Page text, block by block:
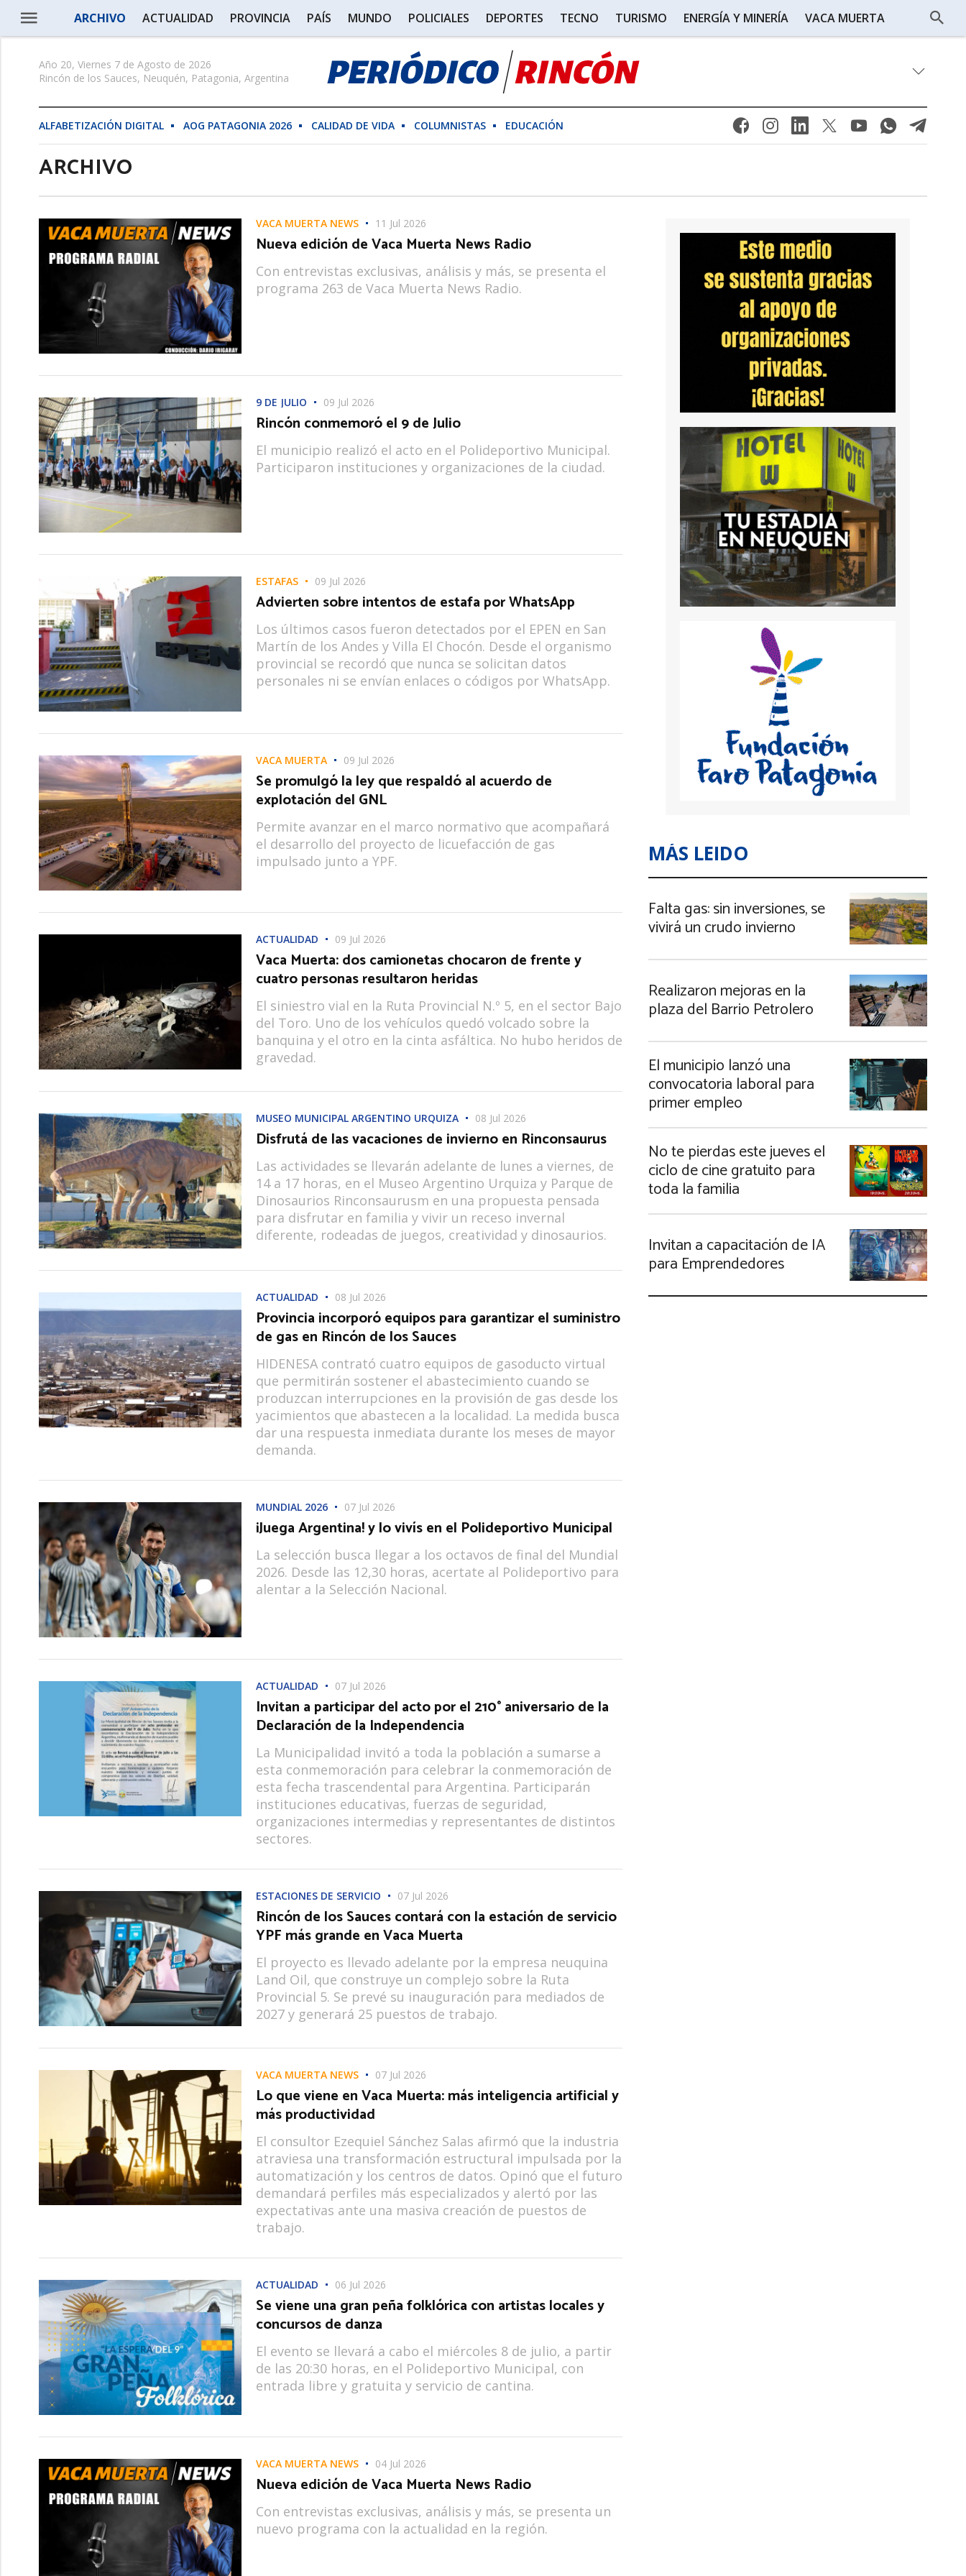
ARCHIVO ACTUALIDAD PROVINCIA PAÍS MUNDO POLICIALES DEPORTES TECNO TURISMO ENERGÍA Y MINERÍA VACA MUERTA
Año 20, Viernes 7 de Agosto de 2026
Rincón de los Sauces, Neuquén, Patagonia, Argentina
ALFABETIZACIÓN DIGITAL AOG PATAGONIA 2026 CALIDAD DE VIDA COLUMNISTAS EDUCACIÓN
ARCHIVO
VACA MUERTA NEWS 11 Jul 2026
Nueva edición de Vaca Muerta News Radio
Con entrevistas exclusivas, análisis y más, se presenta el
programa 263 de Vaca Muerta News Radio.
9 DE JULIO 09 Jul 2026
Rincón conmemoró el 9 de Julio
El municipio realizó el acto en el Polideportivo Municipal.
Participaron instituciones y organizaciones de la ciudad.
ESTAFAS 09 Jul 2026
Advierten sobre intentos de estafa por WhatsApp
Los últimos casos fueron detectados por el EPEN en San
Martín de los Andes y Villa El Chocón. Desde el organismo
provincial se recordó que nunca se solicitan datos
personales ni se envían enlaces o códigos por WhatsApp.
VACA MUERTA 09 Jul 2026
Se promulgó la ley que respaldó al acuerdo de
explotación del GNL
Permite avanzar en el marco normativo que acompañará
el desarrollo del proyecto de licuefacción de gas
impulsado junto a YPF.
ACTUALIDAD 09 Jul 2026
Vaca Muerta: dos camionetas chocaron de frente y
cuatro personas resultaron heridas
El siniestro vial en la Ruta Provincial N.º 5, en el sector Bajo
del Toro. Uno de los vehículos quedó volcado sobre la
banquina y el otro en la cinta asfáltica. No hubo heridos de
gravedad.
MUSEO MUNICIPAL ARGENTINO URQUIZA 08 Jul 2026
Disfrutá de las vacaciones de invierno en Rinconsaurus
Las actividades se llevarán adelante de lunes a viernes, de
14 a 17 horas, en el Museo Argentino Urquiza y Parque de
Dinosaurios Rinconsaurusm en una propuesta pensada
para disfrutar en familia y vivir un receso invernal
diferente, rodeadas de juegos, creatividad y dinosaurios.
ACTUALIDAD 08 Jul 2026
Provincia incorporó equipos para garantizar el suministro
de gas en Rincón de los Sauces
HIDENESA contrató cuatro equipos de gasoducto virtual
que permitirán sostener el abastecimiento cuando se
produzcan interrupciones en la provisión de gas desde los
yacimientos que abastecen a la localidad. La medida busca
dar una respuesta inmediata durante los meses de mayor
demanda.
MUNDIAL 2026 07 Jul 2026
¡Juega Argentina! y lo vivís en el Polideportivo Municipal
La selección busca llegar a los octavos de final del Mundial
2026. Desde las 12,30 horas, acertate al Polideportivo para
alentar a la Selección Nacional.
ACTUALIDAD 07 Jul 2026
Invitan a participar del acto por el 210° aniversario de la
Declaración de la Independencia
La Municipalidad invitó a toda la población a sumarse a
esta conmemoración para celebrar la conmemoración de
esta fecha trascendental para Argentina. Participarán
instituciones educativas, fuerzas de seguridad,
organizaciones intermedias y representantes de distintos
sectores.
ESTACIONES DE SERVICIO 07 Jul 2026
Rincón de los Sauces contará con la estación de servicio
YPF más grande en Vaca Muerta
El proyecto es llevado adelante por la empresa neuquina
Land Oil, que construye un complejo sobre la Ruta
Provincial 5. Se prevé su inauguración para mediados de
2027 y generará 25 puestos de trabajo.
VACA MUERTA NEWS 07 Jul 2026
Lo que viene en Vaca Muerta: más inteligencia artificial y
más productividad
El consultor Ezequiel Sánchez Salas afirmó que la industria
atraviesa una transformación estructural impulsada por la
automatización y los centros de datos. Opinó que el futuro
demandará perfiles más especializados y alertó por las
expectativas ante una masiva creación de puestos de
trabajo.
ACTUALIDAD 06 Jul 2026
Se viene una gran peña folklórica con artistas locales y
concursos de danza
El evento se llevará a cabo el miércoles 8 de julio, a partir
de las 20:30 horas, en el Polideportivo Municipal, con
entrada libre y gratuita y servicio de cantina.
VACA MUERTA NEWS 04 Jul 2026
Nueva edición de Vaca Muerta News Radio
Con entrevistas exclusivas, análisis y más, se presenta un
nuevo programa con la actualidad en la región.
MÁS LEIDO
Falta gas: sin inversiones, se
vivirá un crudo invierno
Realizaron mejoras en la
plaza del Barrio Petrolero
El municipio lanzó una
convocatoria laboral para
primer empleo
No te pierdas este jueves el
ciclo de cine gratuito para
toda la familia
Invitan a capacitación de IA
para Emprendedores